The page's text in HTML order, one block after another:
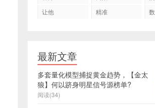
让他
精准
最新文章
多套量化模型捕捉黄金趋势，【金太
狼】何以跻身明星信号源榜单?
阅读(34)